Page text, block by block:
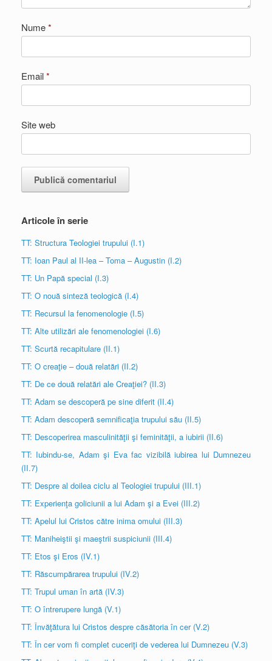
Nume*
Email*
Site web
Articole în serie
TT: Structura Teologiei trupului (I.1)
TT: Ioan Paul al II-lea – Toma – Augustin (I.2)
TT: Un Papă special (I.3)
TT: O nouă sinteză teologică (I.4)
TT: Recursul la fenomenologie (I.5)
TT: Alte utilizări ale fenomenologiei (I.6)
TT: Scurtă recapitulare (II.1)
TT: O creaţie – două relatări (II.2)
TT: De ce două relatări ale Creaţiei? (II.3)
TT: Adam se descoperă pe sine diferit (II.4)
TT: Adam descoperă semnificaţia trupului său (II.5)
TT: Descoperirea masculinităţii şi feminităţii, a iubirii (II.6)
TT: Iubindu-se, Adam şi Eva fac vizibilă iubirea lui Dumnezeu
(II.7)
TT: Despre al doilea ciclu al Teologiei trupului (III.1)
TT: Experienţa goliciunii a lui Adam şi a Evei (III.2)
TT: Apelul lui Cristos către inima omului (III.3)
TT: Maniheiştii şi maeştrii suspiciunii (III.4)
TT: Etos şi Eros (IV.1)
TT: Răscumpărarea trupului (IV.2)
TT: Trupul uman în artă (IV.3)
TT: O întrerupere lungă (V.1)
TT: Învăţătura lui Cristos despre căsătoria în cer (V.2)
TT: În cer vom fi complet cuceriţi de vederea lui Dumnezeu (V.3)